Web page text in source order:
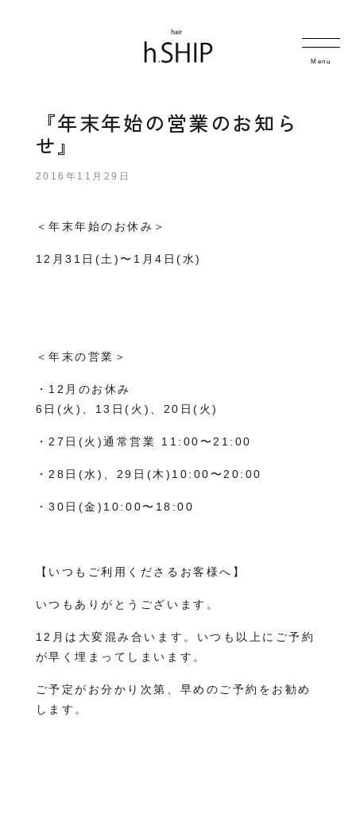
Menu
『年末年始の営業のお知ら
せ』
2016年11月29日
＜年末年始のお休み＞
12月31日(土)〜1月4日(水)
＜年末の営業＞
・12月のお休み
6日(火)、13日(火)、20日(火)
・27日(火)通常営業 11:00〜21:00
・28日(水)、29日(木)10:00〜20:00
・30日(金)10:00〜18:00
【いつもご利用くださるお客様へ】
いつもありがとうございます。
12月は大変混み合います。いつも以上にご予約
が早く埋まってしまいます。
ご予定がお分かり次第、早めのご予約をお勧め
します。